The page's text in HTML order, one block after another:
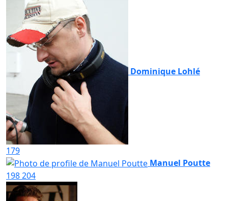
Dominique Lohlé
179
Manuel Poutte
198204